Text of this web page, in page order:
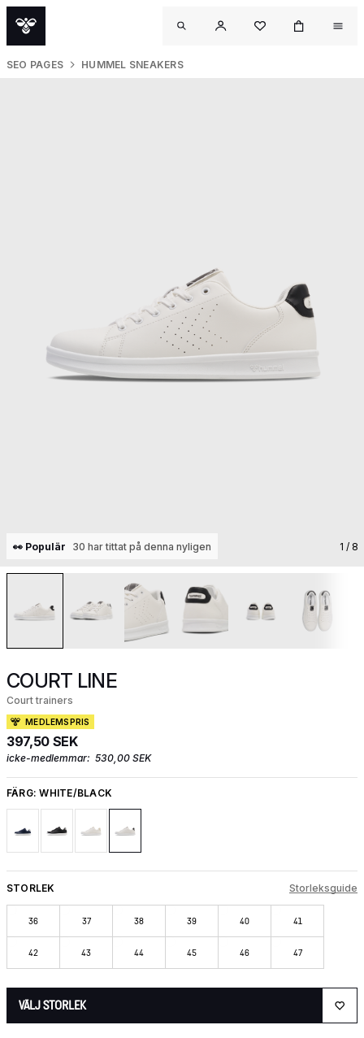
SEO PAGES HUMMEL SNEAKERS
👀 Populär 30 har tittat på denna nyligen 1 / 8
COURT LINE
Court trainers
MEDLEMSPRIS
397,50 SEK
icke-medlemmar: 530,00 SEK
FÄRG:WHITE/BLACK
STORLEK Storleksguide
36 37 38 39 40 41
42 43 44 45 46 47
VÄLJ STORLEK